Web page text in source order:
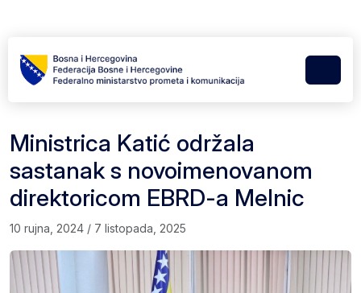
Menu
Ministrica Katić održala
sastanak s novoimenovanom
direktoricom EBRD-a Melnic
10 rujna, 2024 / 7 listopada, 2025